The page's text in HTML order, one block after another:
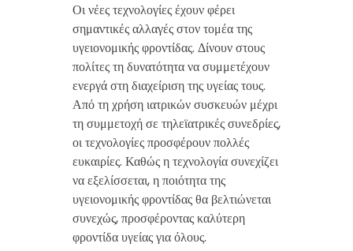
Οι νέες τεχνολογίες έχουν φέρει
σημαντικές αλλαγές στον τομέα της
υγειονομικής φροντίδας. Δίνουν στους
πολίτες τη δυνατότητα να συμμετέχουν
ενεργά στη διαχείριση της υγείας τους.
Από τη χρήση ιατρικών συσκευών μέχρι
τη συμμετοχή σε τηλεϊατρικές συνεδρίες,
οι τεχνολογίες προσφέρουν πολλές
ευκαιρίες. Καθώς η τεχνολογία συνεχίζει
να εξελίσσεται, η ποιότητα της
υγειονομικής φροντίδας θα βελτιώνεται
συνεχώς, προσφέροντας καλύτερη
φροντίδα υγείας για όλους.